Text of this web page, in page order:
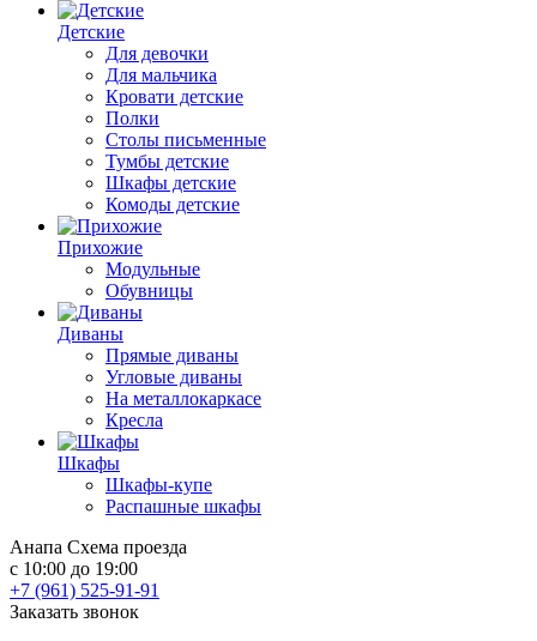
Детские
Для девочки
Для мальчика
Кровати детские
Полки
Столы письменные
Тумбы детские
Шкафы детские
Комоды детские
Прихожие
Модульные
Обувницы
Диваны
Прямые диваны
Угловые диваны
На металлокаркасе
Кресла
Шкафы
Шкафы-купе
Распашные шкафы
Анапа Схема проезда
с 10:00 до 19:00
+7 (961) 525-91-91
Заказать звонок